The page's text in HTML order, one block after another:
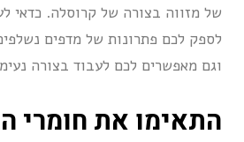
של מזווה בצורה של קרוסלה. כדאי
לספק לכם פתרונות של מדפים
וגם מאפשרים לכם לעבוד בצורה
התאימו את חומרי